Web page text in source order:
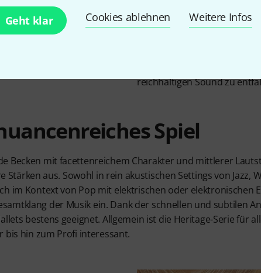
Geht klar Cookies ablehnen Weitere Infos
definierten Stockanschlag
reichhaltigen Sound zu
Spiel
Becken mit facettenreichem Charakter und mittlerer
Stärken aus. Sowohl in rein akustischen Settings von Jazz,
im Kontext von Pop mit elektrischen oder elektronischen
der Musik ein. Dank der schnellen und subtilen
bestens geeignet. Allgemein ist die Heritage-Serie für
bis hin zum Profi interessant.